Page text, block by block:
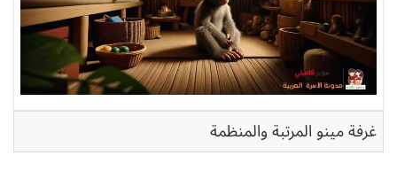
غرفة مينو المرتبة والمنظمة